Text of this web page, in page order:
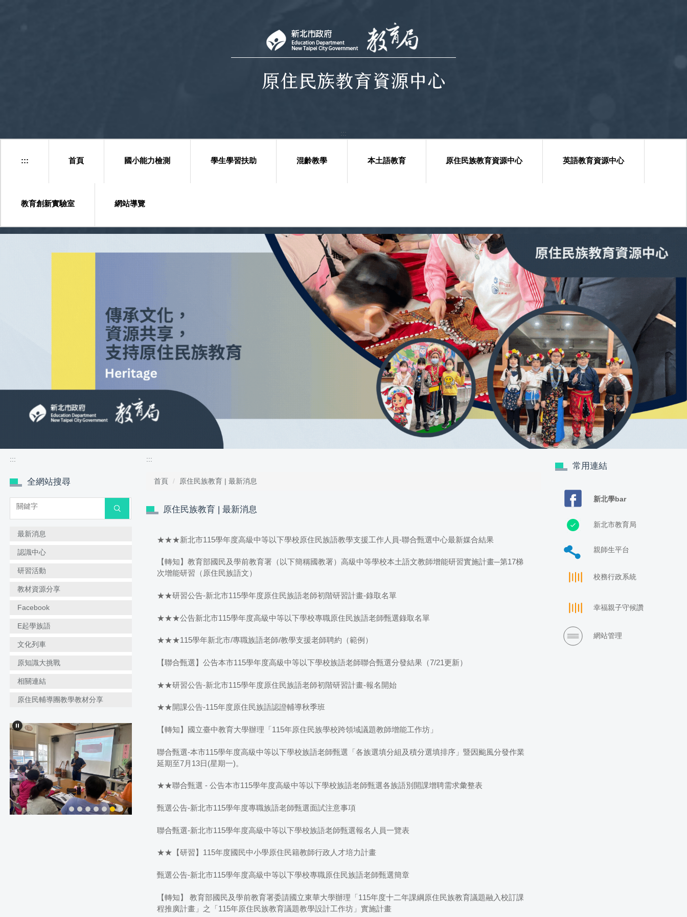
:::
::: 首頁 國小能力檢測 學生學習扶助 混齡教學 本土語教育 原住民族教育資源中心 英語教育資源中心
教育創新實驗室 網站導覽
:::
全網站搜尋
搜尋
最新消息
認識中心
研習活動
教材資源分享
Facebook
E起學族語
文化列車
原知識大挑戰
相關連結
原住民輔導團教學教材分享
:::
首頁 原住民族教育 | 最新消息
原住民族教育 | 最新消息
★★★新北市115學年度高級中等以下學校原住民族語教學支援工作人員-聯合甄選中心最新媒合結果
【轉知】教育部國民及學前教育署（以下簡稱國教署）高級中等學校本土語文教師增能研習實施計畫─第17梯
次增能研習（原住民族語文）
★★研習公告-新北市115學年度原住民族語老師初階研習計畫-錄取名單
★★★公告新北市115學年度高級中等以下學校專職原住民族語老師甄選錄取名單
★★★115學年新北市/專職族語老師/教學支援老師聘約（範例）
【聯合甄選】公告本市115學年度高級中等以下學校族語老師聯合甄選分發結果（7/21更新）
★★研習公告-新北市115學年度原住民族語老師初階研習計畫-報名開始
★★開課公告-115年度原住民族語認證輔導秋季班
【轉知】國立臺中教育大學辦理「115年原住民族學校跨領域議題教師增能工作坊」
聯合甄選-本市115學年度高級中等以下學校族語老師甄選「各族選填分組及積分選填排序」暨因颱風分發作業
延期至7月13日(星期一)。
★★聯合甄選 - 公告本市115學年度高級中等以下學校族語老師甄選各族語別開課增聘需求彙整表
甄選公告-新北市115學年度專職族語老師甄選面試注意事項
聯合甄選-新北市115學年度高級中等以下學校族語老師甄選報名人員一覽表
★★【研習】115年度國民中小學原住民籍教師行政人才培力計畫
甄選公告-新北市115學年度高級中等以下學校專職原住民族語老師甄選簡章
【轉知】 教育部國民及學前教育署委請國立東華大學辦理「115年度十二年課綱原住民族教育議題融入校訂課
程推廣計畫」之「115年原住民族教育議題教學設計工作坊」實施計畫
常用連結
新北學bar
新北市教育局
親師生平台
校務行政系統
幸福親子守候讚
網站管理